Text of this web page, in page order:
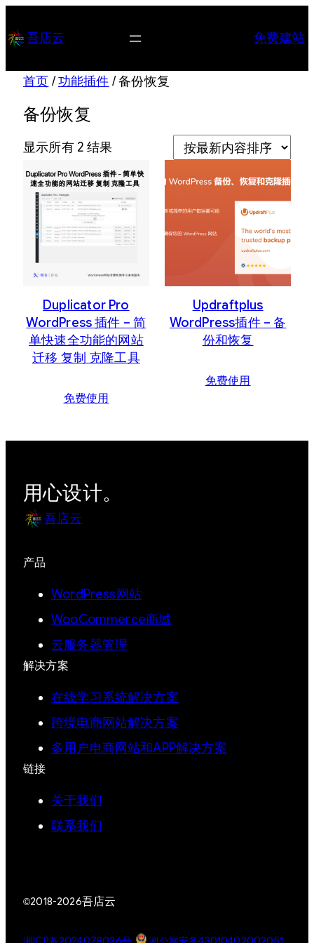
至 吾店云 免费建站
首页 /功能插件 / 备份恢复
备份恢复
显示所有 2 结果
最
新
内
容
序
Duplicator Pro
WordPress 插件 – 简
单快速全功能的网站
迁移 复制 克隆工具
免费使用
Updraftplus
WordPress插件 – 备
份和恢复
免费使用
用心设计。
吾店云
产品
WordPress网站
WooCommerce商城
云服务器管理
解决方案
在线学习系统解决方案
跨境电商网站解决方案
多用户电商网站和APP解决方案
链接
关于我们
联系我们
©2018-2026吾店云